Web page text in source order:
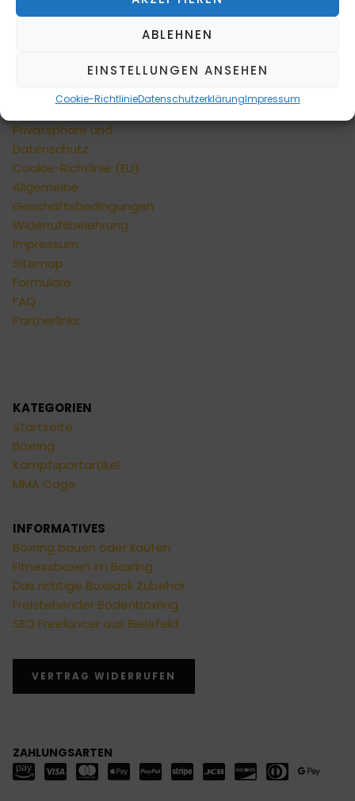
ABLEHNEN
EINSTELLUNGEN ANSEHEN
Cookie-RichtlinieDatenschutzerklärungImpressum
Kontaktformular
Versandarten
Privatsphäre und
Datenschutz
Cookie-Richtlinie (EU)
Allgemeine
Geschäftsbedingungen
Widerrufsbelehrung
Impressum
Sitemap
Formulare
FAQ
Partnerlinks
KATEGORIEN
Startseite
Boxring
Kampfsportartikel
MMA Cage
INFORMATIVES
Boxring bauen oder kaufen
Fitnessboxen im Boxring
Das richtige Boxsack Zubehör
Freistehender Bodenboxring
SEO Freelancer aus Bielefeld
VERTRAG WIDERRUFEN
ZAHLUNGSARTEN